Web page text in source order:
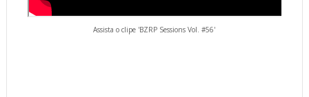
Assista o clipe 'BZRP Sessions Vol. #56'